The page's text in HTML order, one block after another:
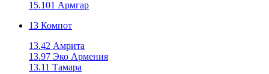
15.101 Армгар
13 Компот
13.42 Амрита
13.97 Эко Армения
13.11 Тамара